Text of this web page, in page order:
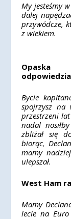
My jesteśmy
dalej
przywódcze,
z wiekiem.
Bycie
spojrzysz na
przestrzeni
nadal
zbliżał się
biorąc,
mamy
ulepszał.
West Ham
Mamy
lecie na